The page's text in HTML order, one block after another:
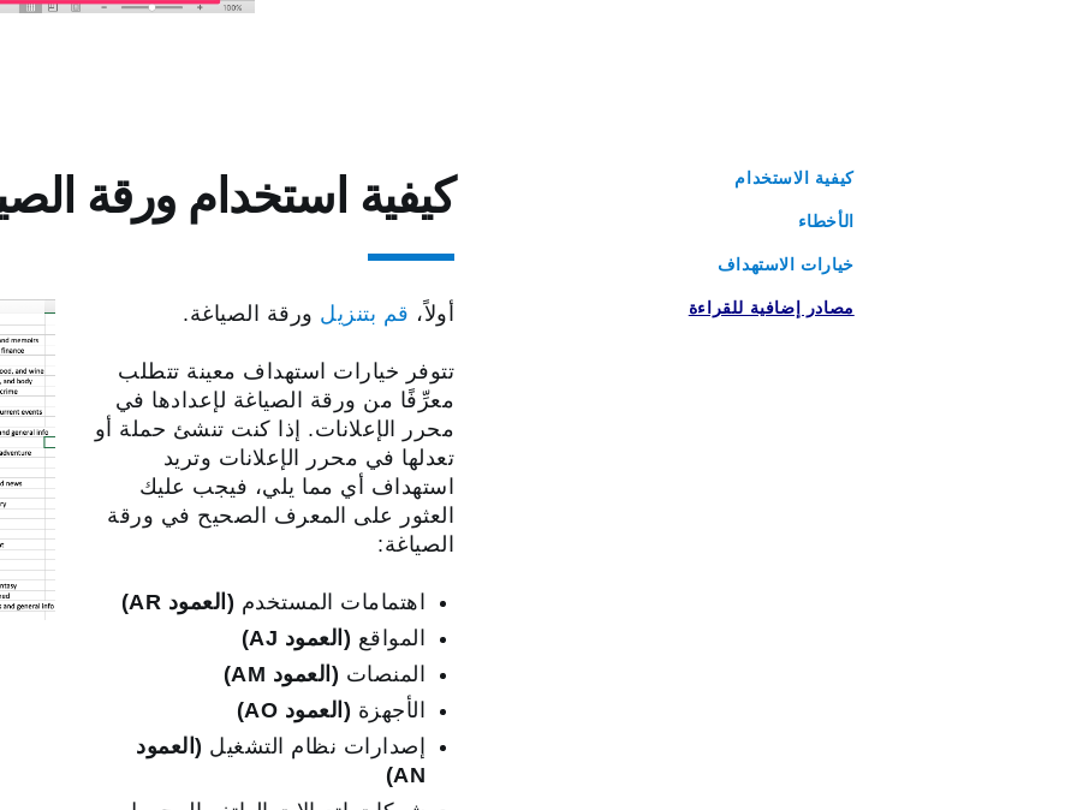
كيفية الاستخدام
الأخطاء
خيارات الاستهداف
‏‫مصادر إضافية للقراءة
كيفية استخدام ورقة
أولاً، قم بتنزيل ورقة الصياغة.
تتوفر خيارات استهداف معينة تتطلب
معرِّفًا من ورقة الصياغة لإعدادها في
محرر الإعلانات.‬ إذا كنت تنشئ حملة أو
تعدلها في محرر الإعلانات وتريد
استهداف أي مما يلي، فيجب عليك
العثور على المعرف الصحيح في ورقة
الصياغة:
اهتمامات المستخدم (العمود AR)
المواقع (العمود AJ)
المنصات (العمود AM)
الأجهزة (العمود AO)
إصدارات نظام التشغيل (العمود
AN)